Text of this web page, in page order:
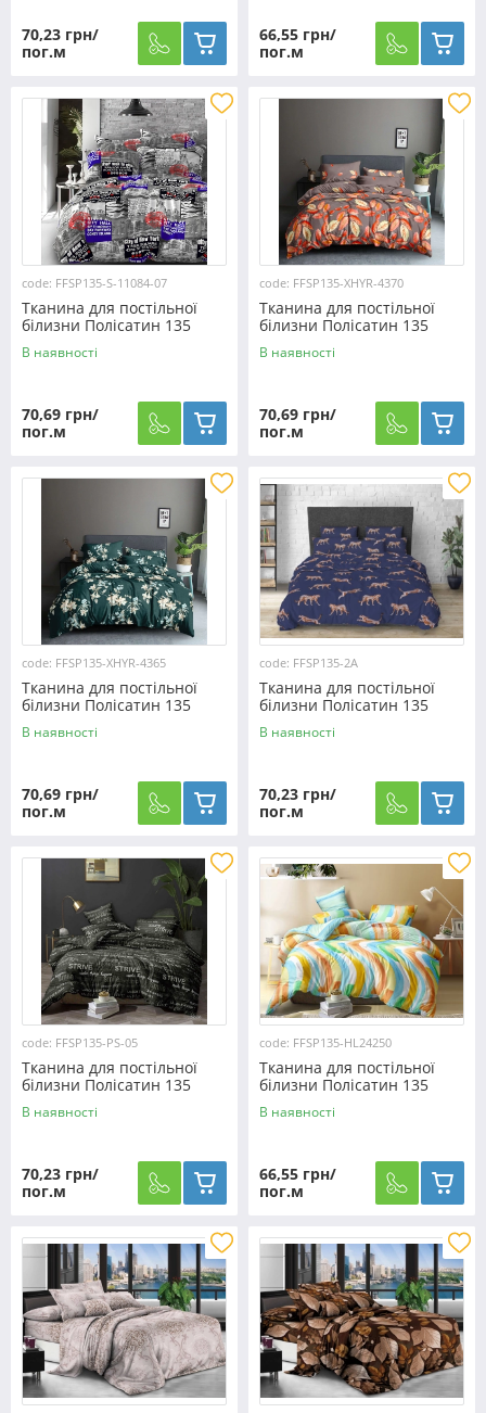
70,23 грн/
пог.м
66,55 грн/
пог.м
code: FFSP135-S-11084-07
Тканина для постільної
білизни Полісатин 135
SP135-S-11084-07 (60м)
В наявності
70,69 грн/
пог.м
code: FFSP135-XHYR-4370
Тканина для постільної
білизни Полісатин 135
SP135-XHYR-4370 (60м)
В наявності
70,69 грн/
пог.м
code: FFSP135-XHYR-4365
Тканина для постільної
білизни Полісатин 135
SP135-XHYR-4365 (60м)
В наявності
70,69 грн/
пог.м
code: FFSP135-2A
Тканина для постільної
білизни Полісатин 135
SP135-2A (60м)
В наявності
70,23 грн/
пог.м
code: FFSP135-PS-05
Тканина для постільної
білизни Полісатин 135
SP135-PS-05 (60м)
В наявності
70,23 грн/
пог.м
code: FFSP135-HL24250
Тканина для постільної
білизни Полісатин 135
SP135-HL24250 (60м)
В наявності
66,55 грн/
пог.м